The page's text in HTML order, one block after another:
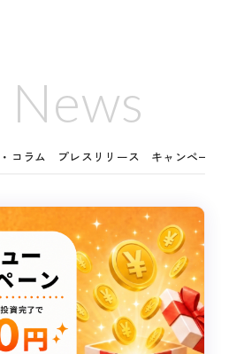
コラム プレスリリース キャンペーン